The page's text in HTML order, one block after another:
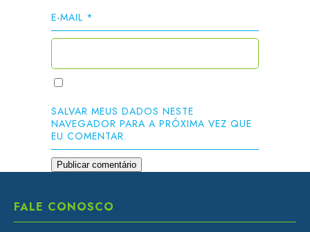
E-MAIL *
SALVAR MEUS DADOS NESTE
NAVEGADOR PARA A PRÓXIMA VEZ QUE
EU COMENTAR.
FALE CONOSCO